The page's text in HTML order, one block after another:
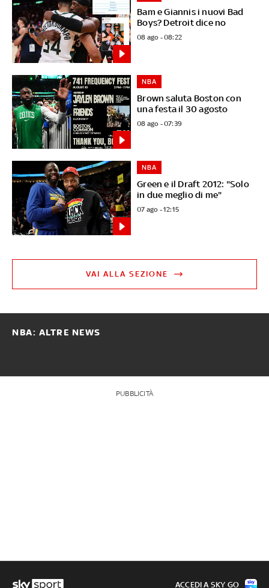
Bam e Giannis i nuovi Bad
Boys? Detroit dice no
08 ago - 08:22
Brown saluta Boston con
una festa il 30 agosto
NBA
08 ago - 07:39
Green e il Draft 2012: "Solo
in due meglio di me"
NBA
07 ago - 12:15
VAI ALLA SEZIONE
NBA: ALTRE NEWS
PUBBLICITÀ
ACCEDI A SKY GO